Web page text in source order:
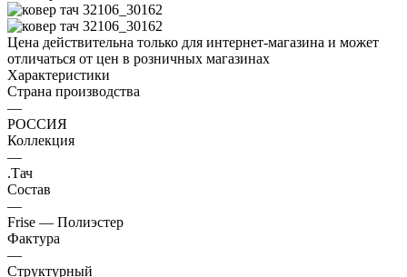
Цена действительна только для интернет-магазина и может
отличаться от цен в розничных магазинах
Характеристики
Страна производства
—
РОССИЯ
Коллекция
—
.Тач
Состав
—
Frise — Полиэстер
Фактура
—
Структурный